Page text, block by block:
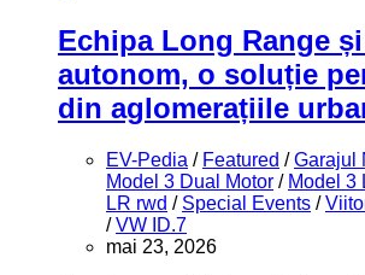
Echipa Long Range
autonom, o soluție
din aglomerațiile
EV-Pedia / Featured /Garajul
Model 3 Dual Motor / Model 3
LR rwd / Special Events /
/VW ID.7
mai 23, 2026